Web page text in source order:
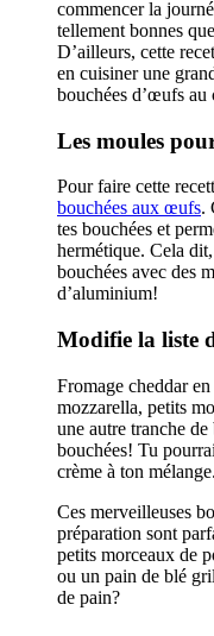
commencer la
tellement bonnes
D’ailleurs, cette
en cuisiner une
bouchées d’œufs au
Les moules
Pour faire cette
bouchées aux œufs.
tes bouchées et
hermétique. Cela
bouchées avec des
d’aluminium!
Modifie la liste
Fromage cheddar
mozzarella, petits
une autre tranche
bouchées! Tu
crème à ton mélange.
Ces merveilleuses
préparation sont
petits morceaux de
ou un pain de blé
de pain?